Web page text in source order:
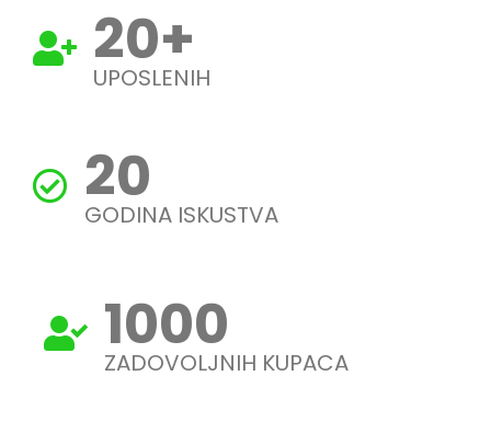
20+
UPOSLENIH
20
GODINA ISKUSTVA
1000
ZADOVOLJNIH KUPACA